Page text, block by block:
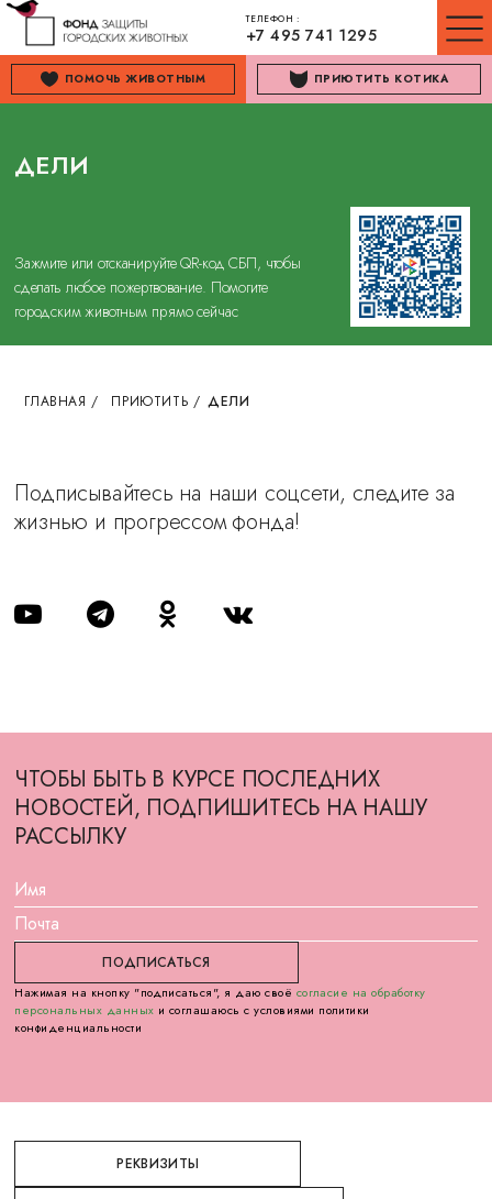
ТЕЛЕФОН :
+7 495 741 1295
ПОМОЧЬ ЖИВОТНЫМ ПРИЮТИТЬ КОТИКА
ДЕЛИ
Зажмите или отсканируйте QR-код СБП, чтобы
сделать любое пожертвование. Помогите
городским животным прямо сейчас
ГЛАВНАЯ / ПРИЮТИТЬ / ДЕЛИ
Подписывайтесь на наши соцсети, следите за
жизнью и прогрессом фонда!
ЧТОБЫ БЫТЬ В КУРСЕ ПОСЛЕДНИХ
НОВОСТЕЙ, ПОДПИШИТЕСЬ НА НАШУ
РАССЫЛКУ
Нажимая на кнопку "подписаться", я даю своё согласие на обработку
персональных данных и соглашаюсь с условиями политики
конфиденциальности
РЕКВИЗИТЫ